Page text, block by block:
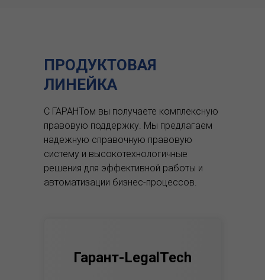
ПРОДУКТОВАЯ
ЛИНЕЙКА
С ГАРАНТом вы получаете комплексную
правовую поддержку. Мы предлагаем
надежную справочную правовую
систему и высокотехнологичные
решения для эффективной работы и
автоматизации бизнес-процессов.
Гарант-LegalTech